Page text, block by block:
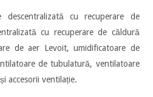
cu recuperare de
cu recuperare de căldură
de aer Levoit, umidificatoare de
de tubulatură, ventilatoare
accesorii ventilație.